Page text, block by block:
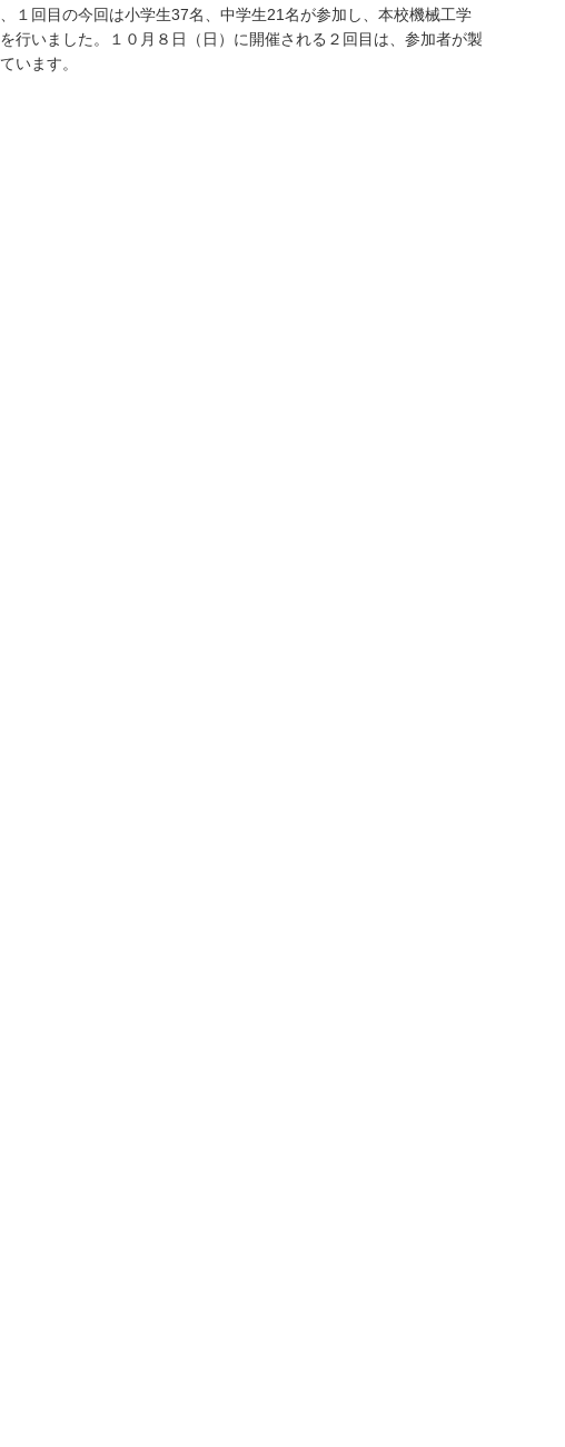
１回目の今回は小学生37名、中学生21名が参加し、本校機械工学
行いました。１０月８日（日）に開催される２回目は、参加者が製
います。